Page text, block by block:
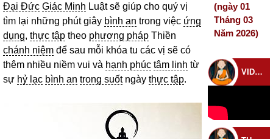
Đại Đức Giác Minh Luật sẽ giúp cho quý vị
tìm lại những phút giây bình an trong việc ứng
dụng, thực tập theo phương pháp Thiền
chánh niệm để sau mỗi khóa tu các vị sẽ có
thêm nhiều niềm vui và hạnh phúc tâm linh từ
sự hỷ lạc bình an trong suốtngày thực tập.
(ngày 01
Tháng 03
Năm 2026)
VIDEO CHÙA